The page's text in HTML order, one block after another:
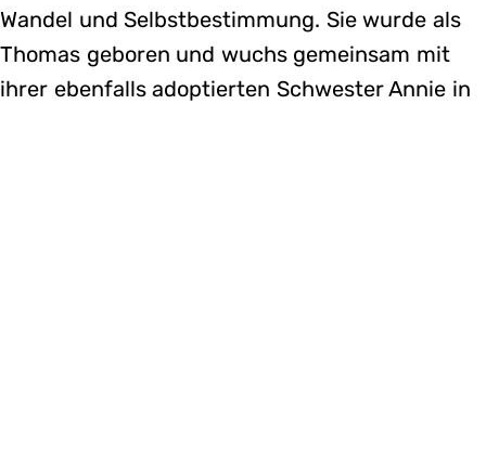
Wandel und Selbstbestimmung. Sie wurde als
Thomas geboren und wuchs gemeinsam mit
ihrer ebenfalls adoptierten Schwester Annie in